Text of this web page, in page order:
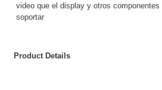
video que el display y otros
soportar
Product Details